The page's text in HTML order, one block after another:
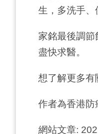
生，多洗手、
家銘最後調
盡快求醫。
想了解更多有
作者為香港
網站文章: